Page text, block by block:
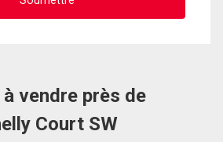
vendre près de
Court SW